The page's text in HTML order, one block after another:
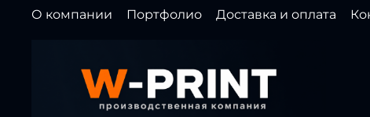
О компании Портфолио Доставка и оплата